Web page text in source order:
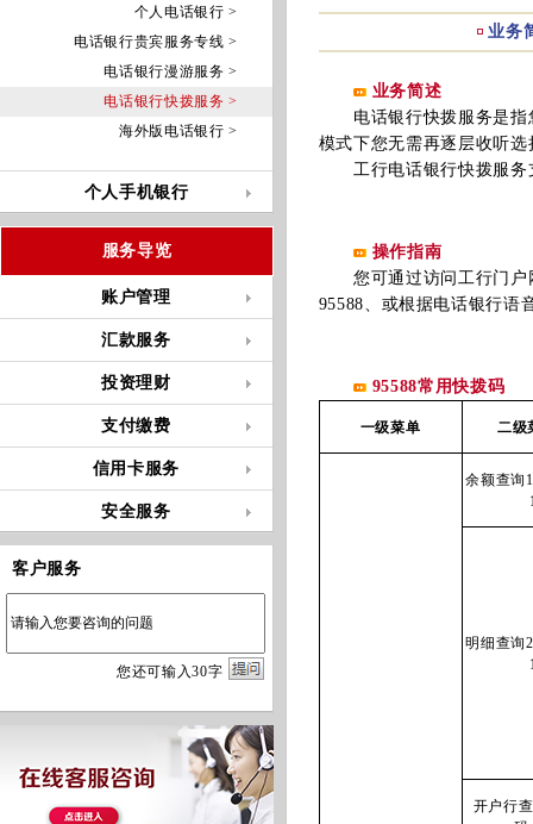
个人电话银行 >
电话银行贵宾服务专线 >
电话银行漫游服务 >
电话银行快拨服务 >
海外版电话银行 >
个人手机银行
服务导览
账户管理
汇款服务
投资理财
支付缴费
信用卡服务
安全服务
客户服务
您还可输入30字
业务
业务简述
电话银行快拨服务是指您
模式下您无需再逐层收听
工行电话银行快拨服务支
操作指南
您可通过访问工行门户网
95588、或根据电话银行语
95588常用快拨码
一级菜单 二级
余额查询
明细查询
开户行